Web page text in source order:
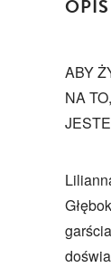
OPIS
ABY
NA